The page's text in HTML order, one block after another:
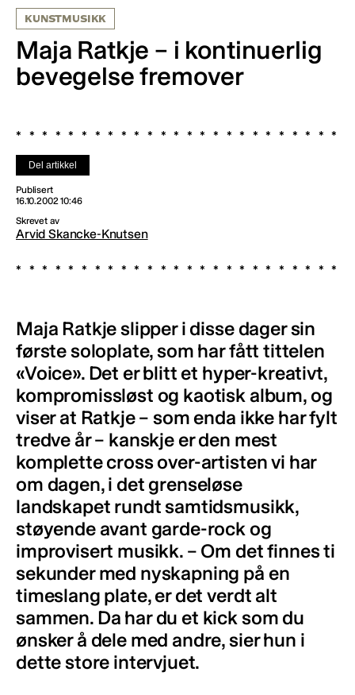
KUNSTMUSIKK
Maja Ratkje – i kontinuerlig
bevegelse fremover
Del artikkel
Publisert
16.10.2002 10:46
Skrevet av
Arvid Skancke-Knutsen
Maja Ratkje slipper i disse dager sin
første soloplate, som har fått tittelen
«Voice». Det er blitt et hyper-kreativt,
kompromissløst og kaotisk album, og
viser at Ratkje – som enda ikke har fylt
tredve år – kanskje er den mest
komplette cross over-artisten vi har
om dagen, i det grenseløse
landskapet rundt samtidsmusikk,
støyende avant garde-rock og
improvisert musikk. – Om det finnes ti
sekunder med nyskapning på en
timeslang plate, er det verdt alt
sammen. Da har du et kick som du
ønsker å dele med andre, sier hun i
dette store intervjuet.